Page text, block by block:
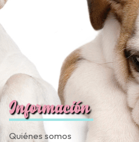
Información
Quiénes somos